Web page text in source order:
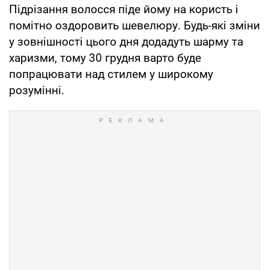
Підрізання волосся піде йому на користь і
помітно оздоровить шевелюру. Будь-які зміни
у зовнішності цього дня додадуть шарму та
харизми, тому 30 грудня варто буде
попрацювати над стилем у широкому
розумінні.